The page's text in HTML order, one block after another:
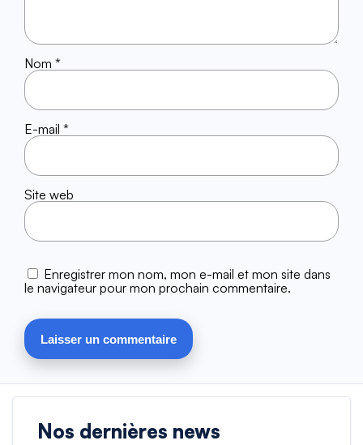
Nom *
E-mail *
Site web
Enregistrer mon nom, mon e-mail et mon site dans
le navigateur pour mon prochain commentaire.
Nos dernières news